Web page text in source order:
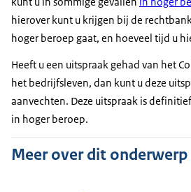
hierover kunt u krijgen bij de
hoger beroep gaat, en hoeveel tijd u
Heeft u een uitspraak gehad van het
het bedrijfsleven, dan kunt u deze
aanvechten. Deze uitspraak is
in hoger beroep.
Meer over dit onderwerp